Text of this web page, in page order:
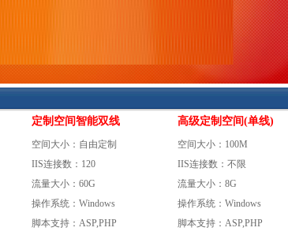
定制空间智能双线
空间大小：自由定制
IIS连接数：120
流量大小：60G
操作系统：Windows
脚本支持：ASP,PHP
高级定制空间(单线)
空间大小：100M
IIS连接数：不限
流量大小：8G
操作系统：Windows
脚本支持：ASP,PHP